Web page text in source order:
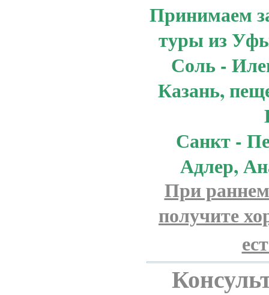
Принимаем
туры из
Соль -
Казань,
Санкт -
Адлер,
При
получите